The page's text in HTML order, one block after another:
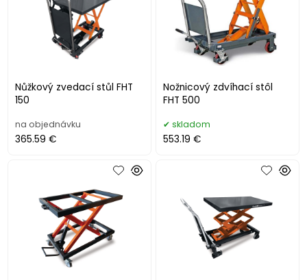
Nůžkový zvedací stůl FHT
150
na objednávku
365.59 €
Nožnicový zdvíhací stôl
FHT 500
skladom
553.19 €